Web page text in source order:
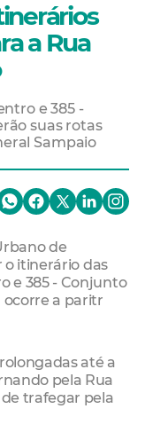
a Rua
e 385 -
suas rotas
Sampaio
de
o itinerário das
e 385 - Conjunto
ocorre a paritr
até a
pela Rua
trafegar pela